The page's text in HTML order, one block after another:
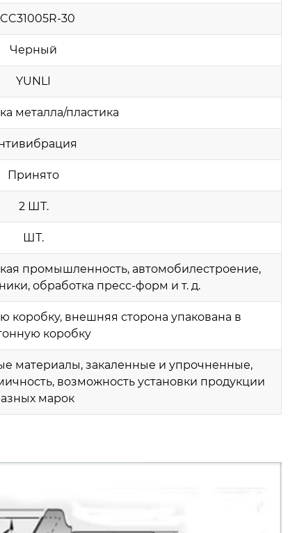
30
Черный
YUNLI
металла/пластика
Принято
2 ШТ.
ШТ.
промышленность, автомобилестроение,
обработка пресс-форм и т. д.
коробку, внешняя сторона упакована в
коробку
материалы, закаленные и упрочненные,
возможность установки продукции
марок